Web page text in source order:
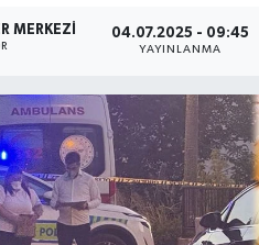
MERKEZI 04.07.2025 - 09:45
YAYINLANMA